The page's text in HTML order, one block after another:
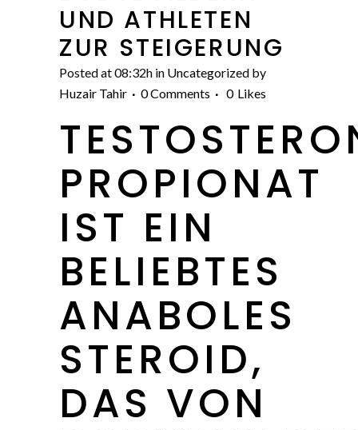
UND ATHLETEN
ZUR STEIGERUNG
Posted at 08:32h in Uncategorized by
Huzair Tahir
0 Comments 0 Likes
PROPIONAT
IST EIN
BELIEBTES
ANABOLES
STEROID,
DAS VON